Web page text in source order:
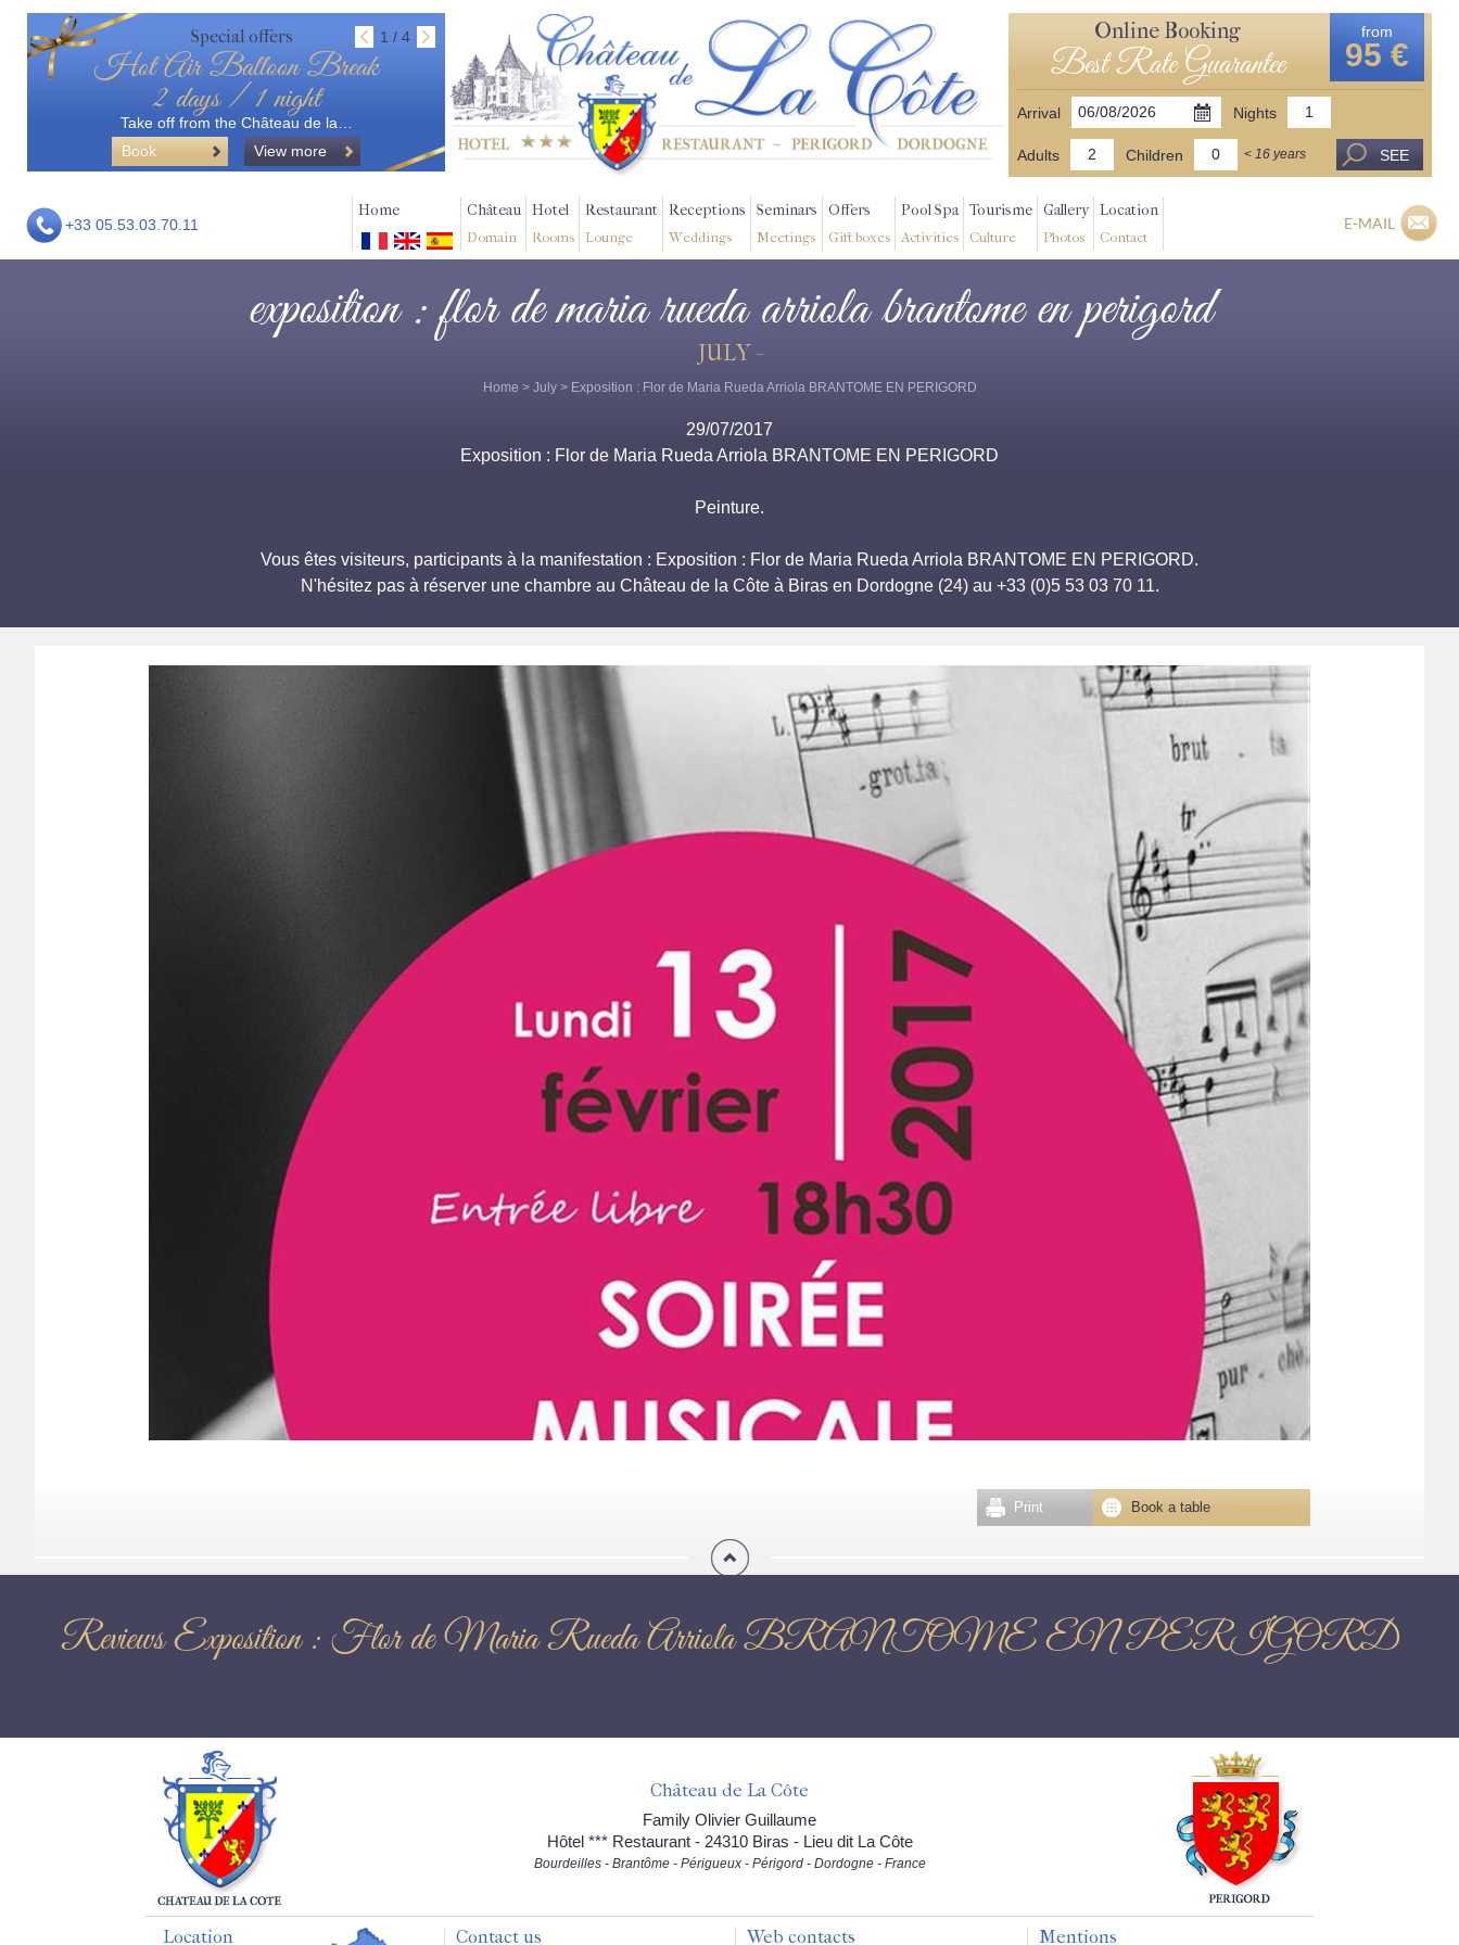
Special offers 1 / 4
Hot Air Balloon Break
2 days / 1 night
Take off from the Château de la…
Book
View more
Online Booking
Best Rate Guarantee
from
95 €
Arrival Nights
Adults Children < 16 years SEE
+33 05.53.03.70.11
Home Château
Domain
Hotel
Rooms
Restaurant
Lounge
Receptions
Weddings
Seminars
Meetings
Offers
Gift boxes
Pool Spa
Activities
Tourisme
Culture
Gallery
Photos
Location
Contact
E-MAIL
exposition : flor de maria rueda arriola brantome en perigord
JULY -
Home > July> Exposition : Flor de Maria Rueda Arriola BRANTOME EN PERIGORD
29/07/2017
Exposition : Flor de Maria Rueda Arriola BRANTOME EN PERIGORD
Peinture.
Vous êtes visiteurs, participants à la manifestation : Exposition : Flor de Maria Rueda Arriola BRANTOME EN PERIGORD.
N'hésitez pas à réserver une chambre au Château de la Côte à Biras en Dordogne (24) au +33 (0)5 53 03 70 11.
Book a table
Print
Reviews Exposition : Flor de Maria Rueda Arriola BRANTOME EN PERIGORD
Château de La Côte
Family Olivier Guillaume
Hôtel *** Restaurant - 24310 Biras - Lieu dit La Côte
Bourdeilles - Brantôme - Périgueux - Périgord - Dordogne - France
Location Contact us Web contacts Mentions